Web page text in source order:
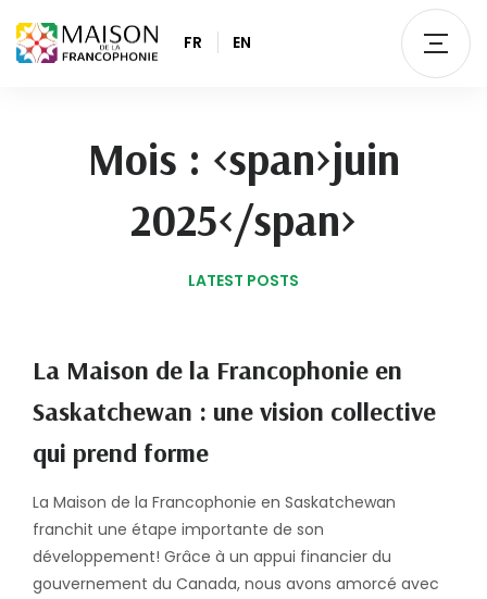
FR EN
Mois : <span>juin
2025</span>
LATEST POSTS
La Maison de la Francophonie en
Saskatchewan : une vision collective
qui prend forme
La Maison de la Francophonie en Saskatchewan
franchit une étape importante de son
développement! Grâce à un appui financier du
gouvernement du Canada, nous avons amorcé avec